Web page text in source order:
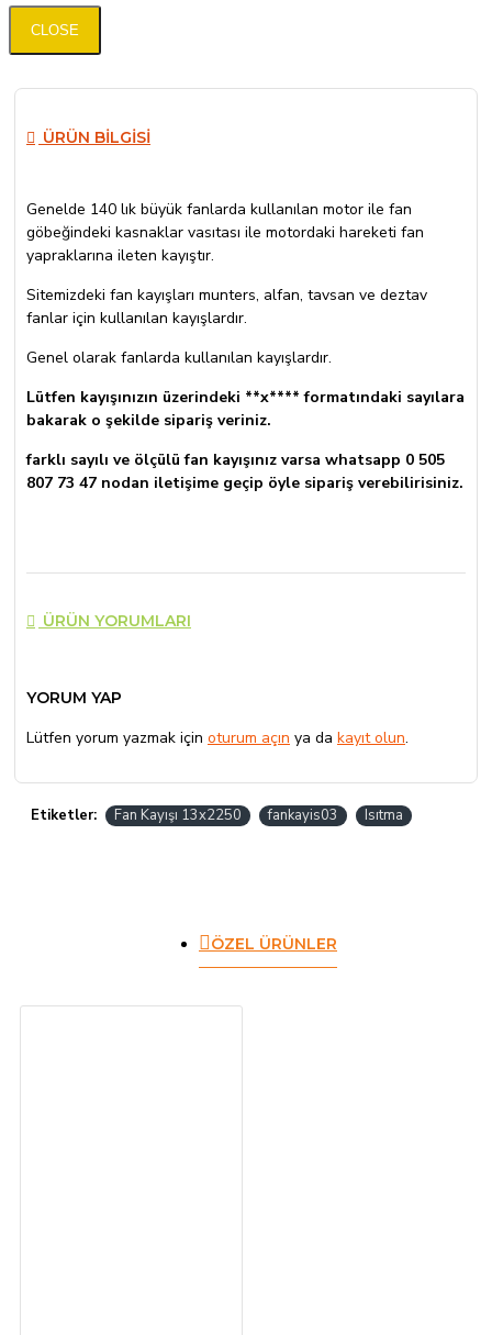
CLOSE
ÜRÜN BILGISI
Genelde 140 lık büyük fanlarda kullanılan motor ile fan
göbeğindeki kasnaklar vasıtası ile motordaki hareketi fan
yapraklarına ileten kayıştır.
Sitemizdeki fan kayışları munters, alfan, tavsan ve deztav
fanlar için kullanılan kayışlardır.
Genel olarak fanlarda kullanılan kayışlardır.
Lütfen kayışınızın üzerindeki **x**** formatındaki sayılara
bakarak o şekilde sipariş veriniz.
farklı sayılı ve ölçülü fan kayışınız varsa whatsapp 0 505
807 73 47 nodan iletişime geçip öyle sipariş verebilirisiniz.
ÜRÜN YORUMLARI
YORUM YAP
Lütfen yorum yazmak için oturum açın ya da kayıt olun.
Etiketler: Fan Kayışı 13x2250 fankayis03 Isıtma
ÖZEL ÜRÜNLER